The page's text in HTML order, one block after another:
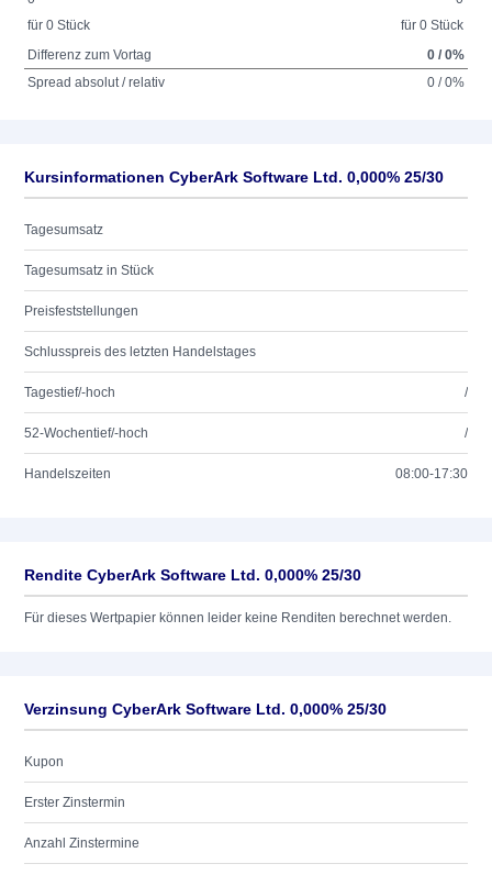
für 0 Stück
für 0 Stück
Differenz zum Vortag
0 / 0%
Spread absolut / relativ
0 / 0%
Kursinformationen CyberArk Software Ltd. 0,000% 25/30
Tagesumsatz
Tagesumsatz in Stück
Preisfeststellungen
Schlusspreis des letzten Handelstages
Tagestief/-hoch /
52-Wochentief/-hoch /
Handelszeiten 08:00-17:30
Rendite CyberArk Software Ltd. 0,000% 25/30
Für dieses Wertpapier können leider keine Renditen berechnet werden.
Verzinsung CyberArk Software Ltd. 0,000% 25/30
Kupon
Erster Zinstermin
Anzahl Zinstermine